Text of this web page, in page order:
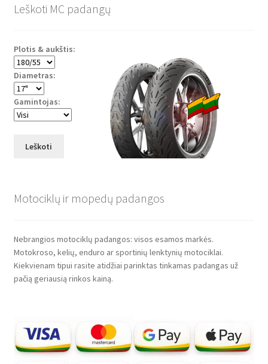
Leškoti MC padangų
Plotis & aukštis:
Diametras:
Gamintojas:
Leškoti
Motociklų ir mopedų padangos
Nebrangios motociklų padangos: visos esamos markės.
Motokroso, kelių, enduro ar sportinių lenktynių motociklai.
Kiekvienam tipui rasite atidžiai parinktas tinkamas padangas už
pačią geriausią rinkos kainą.